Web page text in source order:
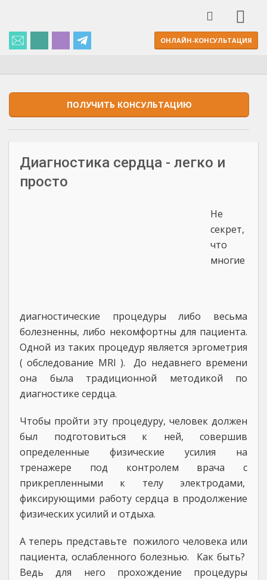
ОНЛАЙН-КОНСУЛЬТАЦИЯ
ПОЛУЧИТЬ КОНСУЛЬТАЦИЮ
Диагностика сердца - легко и
просто
Не
секрет,
что
многие
диагностические процедуры либо весьма
болезненны, либо некомфортны для пациента.
Одной из таких процедур является эргометрия
( обследование MRI ). До недавнего времени
она была традиционной методикой по
диагностике сердца.
Чтобы пройти эту процедуру, человек должен
был подготовиться к ней, совершив
определенные физические усилия на
тренажере под контролем врача с
прикрепленными к телу электродами,
фиксирующими работу сердца в продолжение
физических усилий и отдыха.
А теперь представьте пожилого человека или
пациента, ослабленного болезнью. Как быть?
Ведь для него прохождение процедуры